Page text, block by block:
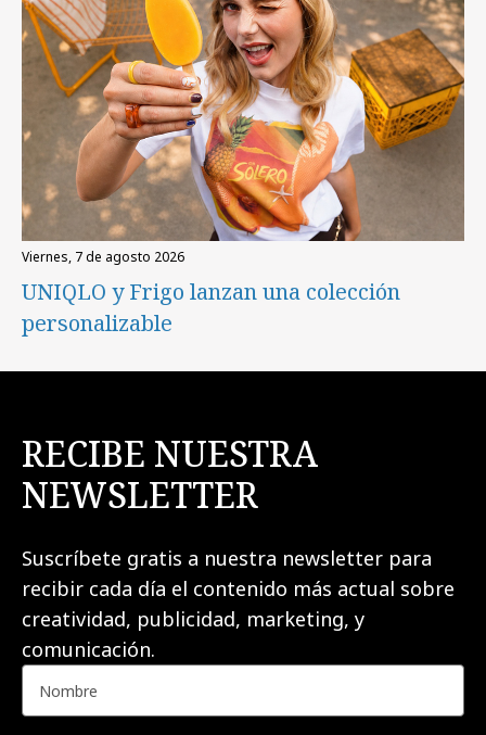
viernes, 7 de agosto 2026
UNIQLO y Frigo lanzan una colección
personalizable
RECIBE NUESTRA
NEWSLETTER
Suscríbete gratis a nuestra newsletter para
recibir cada día el contenido más actual sobre
creatividad, publicidad, marketing, y
comunicación.